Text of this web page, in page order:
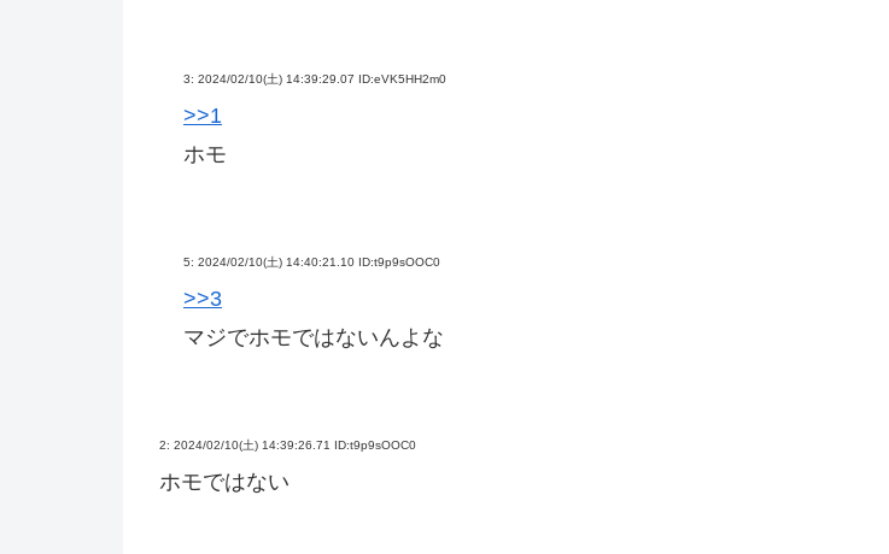
3: 2024/02/10(土) 14:39:29.07 ID:eVK5HH2m0
>>1
ホモ
5: 2024/02/10(土) 14:40:21.10 ID:t9p9sOOC0
>>3
マジでホモではないんよな
2: 2024/02/10(土) 14:39:26.71 ID:t9p9sOOC0
ホモではない